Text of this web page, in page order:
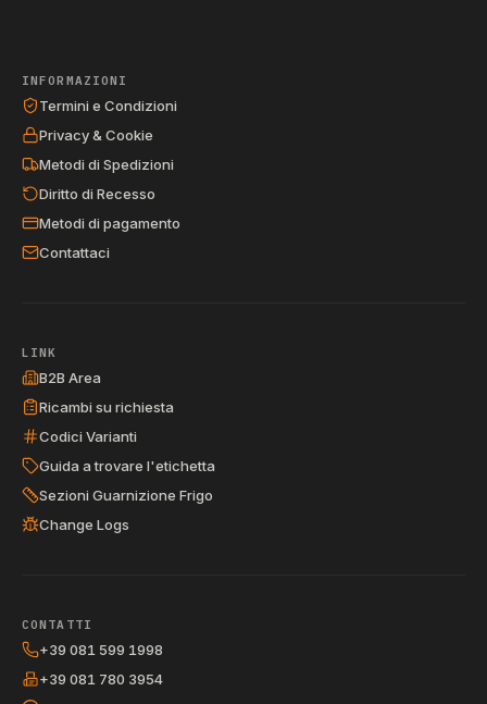
INFORMAZIONI
Termini e Condizioni
Privacy & Cookie
Metodi di Spedizioni
Diritto di Recesso
Metodi di pagamento
Contattaci
LINK
B2B Area
Ricambi su richiesta
Codici Varianti
Guida a trovare l'etichetta
Sezioni Guarnizione Frigo
Change Logs
CONTATTI
+39 081 599 1998
+39 081 780 3954